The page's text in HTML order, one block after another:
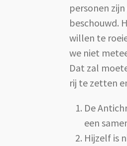
personen
beschouwd.
willen te
we niet
Dat zal
rij te zetten
De
een
Hijzelf is